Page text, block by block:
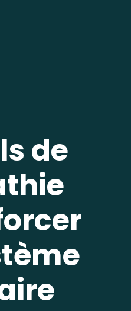
de